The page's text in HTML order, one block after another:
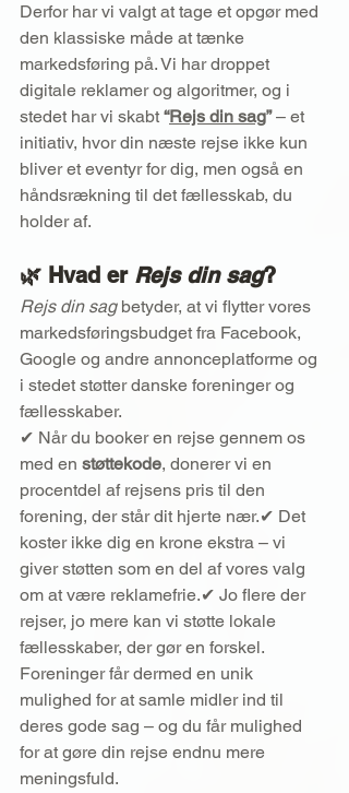
Derfor har vi valgt at tage et opgør med
den klassiske måde at tænke
markedsføring på. Vi har droppet
digitale reklamer og algoritmer, og i
stedet har vi skabt “Rejs din sag” – et
initiativ, hvor din næste rejse ikke kun
bliver et eventyr for dig, men også en
håndsrækning til det fællesskab, du
holder af.
🌿 Hvad er Rejs din sag?
Rejs din sag betyder, at vi flytter vores
markedsføringsbudget fra Facebook,
Google og andre annonceplatforme og
i stedet støtter danske foreninger og
fællesskaber.
✔ Når du booker en rejse gennem os
med en støttekode, donerer vi en
procentdel af rejsens pris til den
forening, der står dit hjerte nær.✔ Det
koster ikke dig en krone ekstra – vi
giver støtten som en del af vores valg
om at være reklamefrie.✔ Jo flere der
rejser, jo mere kan vi støtte lokale
fællesskaber, der gør en forskel.
Foreninger får dermed en unik
mulighed for at samle midler ind til
deres gode sag – og du får mulighed
for at gøre din rejse endnu mere
meningsfuld.